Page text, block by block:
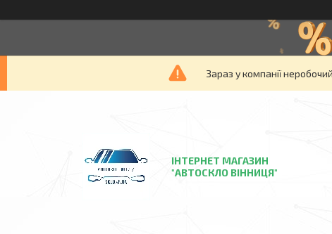
Зараз у компанії
ІНТЕРНЕТ МАГАЗИН
"АВТОСКЛО ВІННИЦЯ"